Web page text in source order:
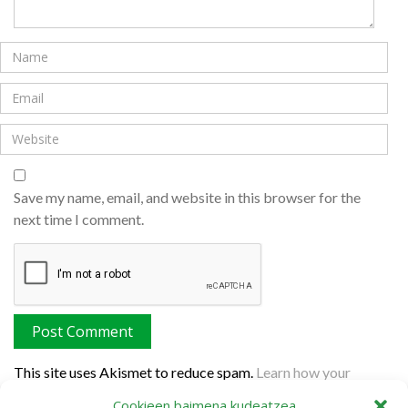
Save my name, email, and website in this browser for the
next time I comment.
This site uses Akismet to reduce spam. Learn how your